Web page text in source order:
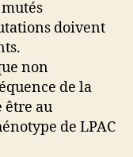
doivent
non
de la
être au
de LPAC